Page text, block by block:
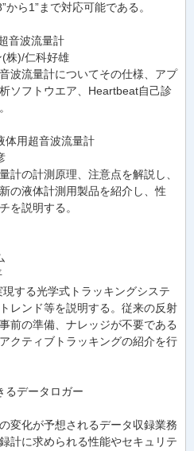
ら1”まで対応可能である。
音波流量計
株)/仁科好雄
波流量計についてその仕様、アプ
ソフトウエア、Heartbeat自己診
体用超音波流量計
計の計測原理、注意点を解説し、
の液体計測用製品を紹介し、性
を説明する。
する光学式トラッキングシステ
レンド等を説明する。従来の反射
前の準備、ナレッジが不要である
クティブトラッキングの紹介を行
るデータロガー
変化が予想されるデータ収録業務
計に求められる性能やセキュリテ